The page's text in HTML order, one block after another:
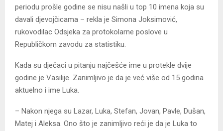
periodu prošle godine se nisu našli u top 10 imena koja su
davali djevojčicama – rekla je Simona Јoksimović,
rukovodilac Odsjeka za protokolarne poslove u
Republičkom zavodu za statistiku.
Kada su dječaci u pitanju najčešće ime u protekle dvije
godine je Vasilije. Zanimljivo je da je već više od 15 godina
aktuelno i ime Luka.
– Nakon njega su Lazar, Luka, Stefan, Јovan, Pavle, Dušan,
Matej i Aleksa. Ono što je zanimljivo reći je da je Luka to